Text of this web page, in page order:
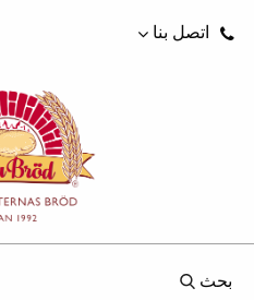
اتصل بنا
بحث